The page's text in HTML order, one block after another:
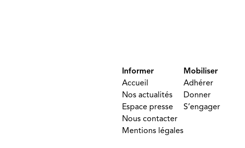
Informer
Accueil
Nos actualités
Espace presse
Nous contacter
Mentions légales
Mobiliser
Adhérer
Donner
S’engager